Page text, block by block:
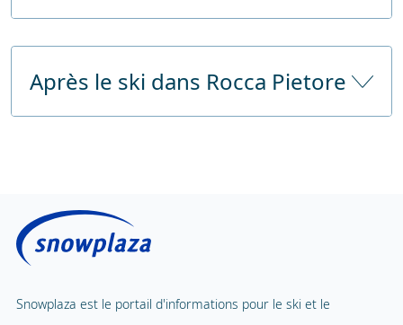
Gare de
Belluno approx. 56 km avec service de
bus
Depuis
l'autoroute
approx. 72 km 1 minutes en
Garde d'enfants à partir de
Nombre d'heures de garde d'enfants
Carrousel pour enfants
Après le ski dans Rocca Pietore
Solarium public
Massage
Spa et bien-être
Snowplaza est le portail d'informations pour le ski et le